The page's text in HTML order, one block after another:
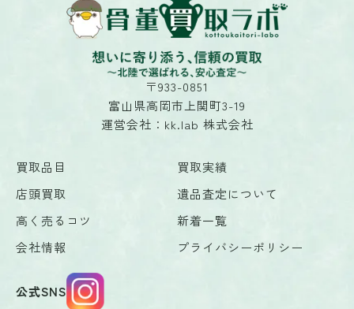
〒933-0851
富山県高岡市上関町3-19
運営会社：kk.lab 株式会社
買取品目
買取実績
店頭買取
遺品査定について
高く売るコツ
新着一覧
会社情報
プライバシーポリシー
公式SNS